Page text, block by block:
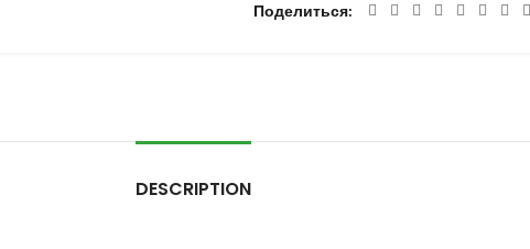
Поделиться
DESCRIPTION